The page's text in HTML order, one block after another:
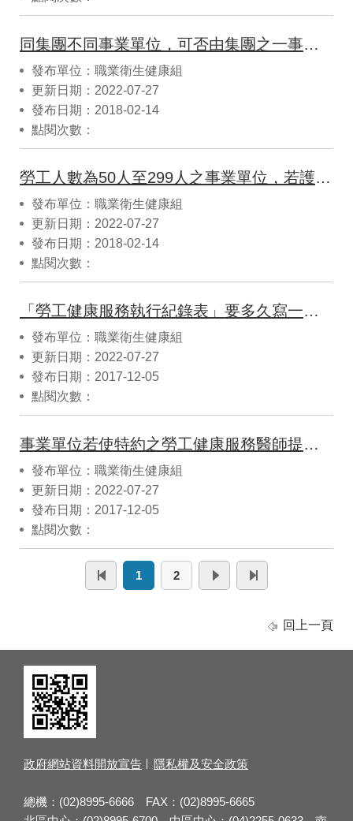
同集團不同事業單位，可否由集團之一事業單位所僱用之護理人員，提供其他勞工人數未達300人以上事業單位之勞工健康服務？
發布單位：職業衛生健康組
更新日期：2022-07-27
發布日期：2018-02-14
點閱次數：
勞工人數為50人至299人之事業單位，若護理人員於同一天上、下午提供臨場健康服務，其臨場服務場次可否視為2次?
發布單位：職業衛生健康組
更新日期：2022-07-27
發布日期：2018-02-14
點閱次數：
「勞工健康服務執行紀錄表」要多久寫一次？由誰寫？可以用電子化保存資料嗎？
發布單位：職業衛生健康組
更新日期：2022-07-27
發布日期：2017-12-05
點閱次數：
事業單位若使特約之勞工健康服務醫師提供門診服務，是否能計入臨場服務次數？
發布單位：職業衛生健康組
更新日期：2022-07-27
發布日期：2017-12-05
點閱次數：
1 2
回上一頁
政府網站資料開放宣告 隱私權及安全政策
總機：(02)8995-6666 FAX：(02)8995-6665